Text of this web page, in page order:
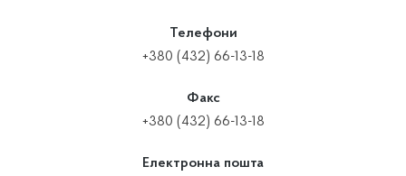
Телефони
+380 (432) 66-13-18
Факс
+380 (432) 66-13-18
Електронна пошта